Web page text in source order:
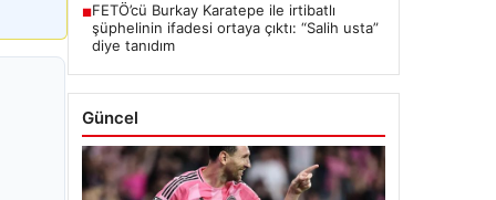
■FETÖ’cü Burkay Karatepe ile irtibatlı
şüphelinin ifadesi ortaya çıktı: “Salih usta”
diye tanıdım
Güncel